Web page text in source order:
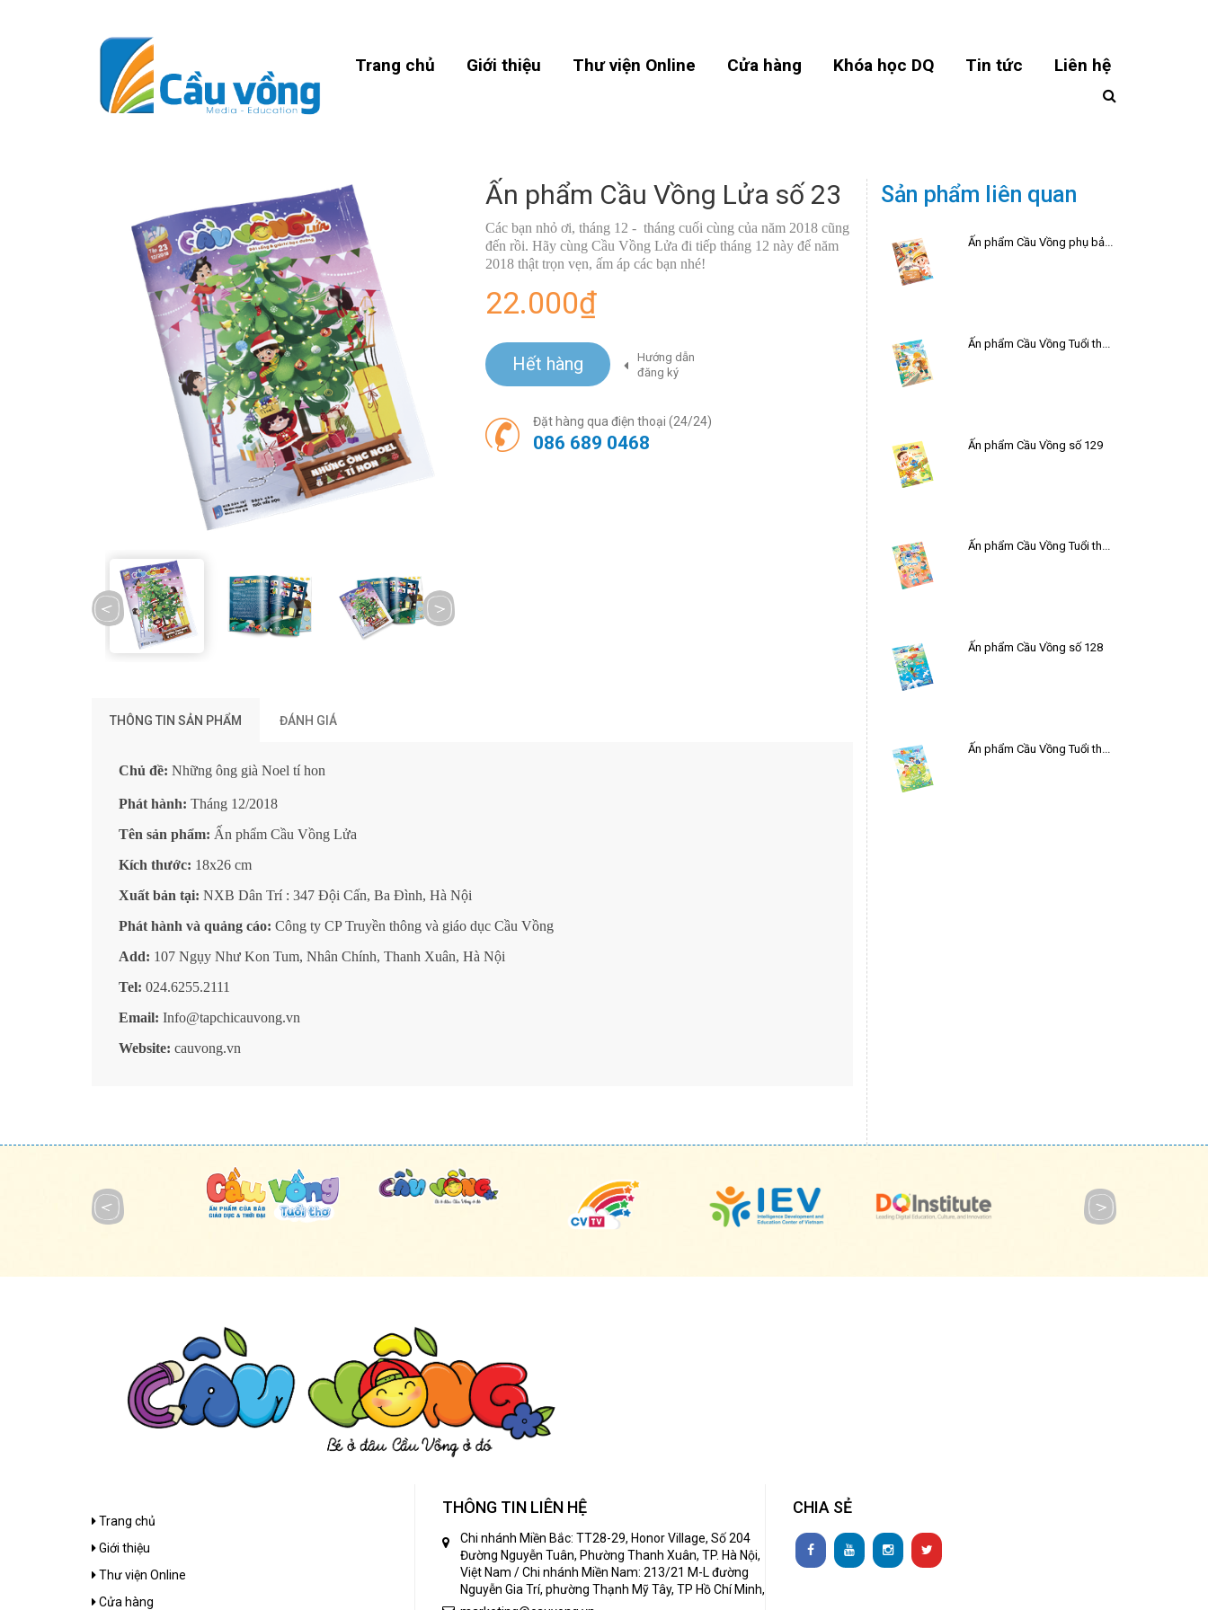
Trang chủ Giới thiệu Thư viện Online Cửa hàng Khóa học DQ Tin tức Liên hệ
prev next
Ấn phẩm Cầu Vồng Lửa số 23
Các bạn nhỏ ơi, tháng 12 - tháng cuối cùng của năm 2018 cũng
đến rồi. Hãy cùng Cầu Vồng Lửa đi tiếp tháng 12 này để năm
2018 thật trọn vẹn, ấm áp các bạn nhé!
22.000₫
Hết hàng
Hướng dẫn
đăng ký
Đặt hàng qua điện thoại (24/24)
086 689 0468
THÔNG TIN SẢN PHẨM ĐÁNH GIÁ
Chủ đề: Những ông già Noel tí hon
Phát hành: Tháng 12/2018
Tên sản phẩm: Ấn phẩm Cầu Vồng Lửa
Kích thước: 18x26 cm
Xuất bản tại: NXB Dân Trí : 347 Đội Cấn, Ba Đình, Hà Nội
Phát hành và quảng cáo: Công ty CP Truyền thông và giáo dục Cầu Vồng
Add: 107 Ngụy Như Kon Tum, Nhân Chính, Thanh Xuân, Hà Nội
Tel: 024.6255.2111
Email: Info@tapchicauvong.vn
Website: cauvong.vn
Sản phẩm liên quan
Ấn phẩm Cầu Vồng phụ bản hè 2026
Ấn phẩm Cầu Vồng Tuổi thơ số 22
Ấn phẩm Cầu Vồng số 129
Ấn phẩm Cầu Vồng Tuổi thơ số 21
Ấn phẩm Cầu Vồng số 128
Ấn phẩm Cầu Vồng Tuổi thơ số 20
Trang chủ
Giới thiệu
Thư viện Online
Cửa hàng
THÔNG TIN LIÊN HỆ
Chi nhánh Miền Bắc: TT28-29, Honor Village, Số 204
Đường Nguyễn Tuân, Phường Thanh Xuân, TP. Hà Nội,
Việt Nam / Chi nhánh Miền Nam: 213/21 M-L đường
Nguyễn Gia Trí, phường Thạnh Mỹ Tây, TP Hồ Chí Minh,
CHIA SẺ